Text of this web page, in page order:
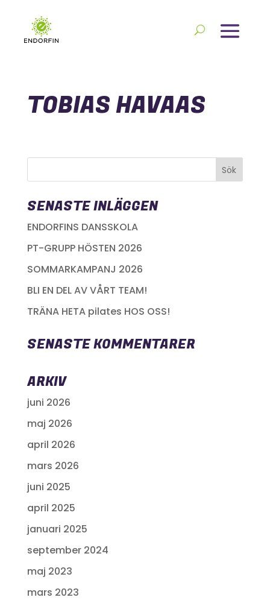
TOBIAS HAVAAS
SENASTE INLÄGGEN
ENDORFINS DANSSKOLA
PT-GRUPP HÖSTEN 2026
SOMMARKAMPANJ 2026
BLI EN DEL AV VÅRT TEAM!
TRÄNA HETA pilates HOS OSS!
SENASTE KOMMENTARER
ARKIV
juni 2026
maj 2026
april 2026
mars 2026
juni 2025
april 2025
januari 2025
september 2024
maj 2023
mars 2023